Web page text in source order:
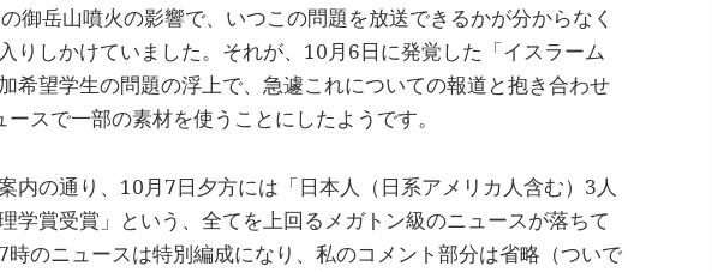
御岳山噴火の影響で、いつこの問題を放送できるかが分からなく
りしかけていました。それが、10月6日に発覚した「イスラーム
希望学生の問題の浮上で、急遽これについての報道と抱き合わせ
ースで一部の素材を使うことにしたようです。
内の通り、10月7日夕方には「日本人（日系アメリカ人含む）3人
学賞受賞」という、全てを上回るメガトン級のニュースが落ちて
時のニュースは特別編成になり、私のコメント部分は省略（ついで